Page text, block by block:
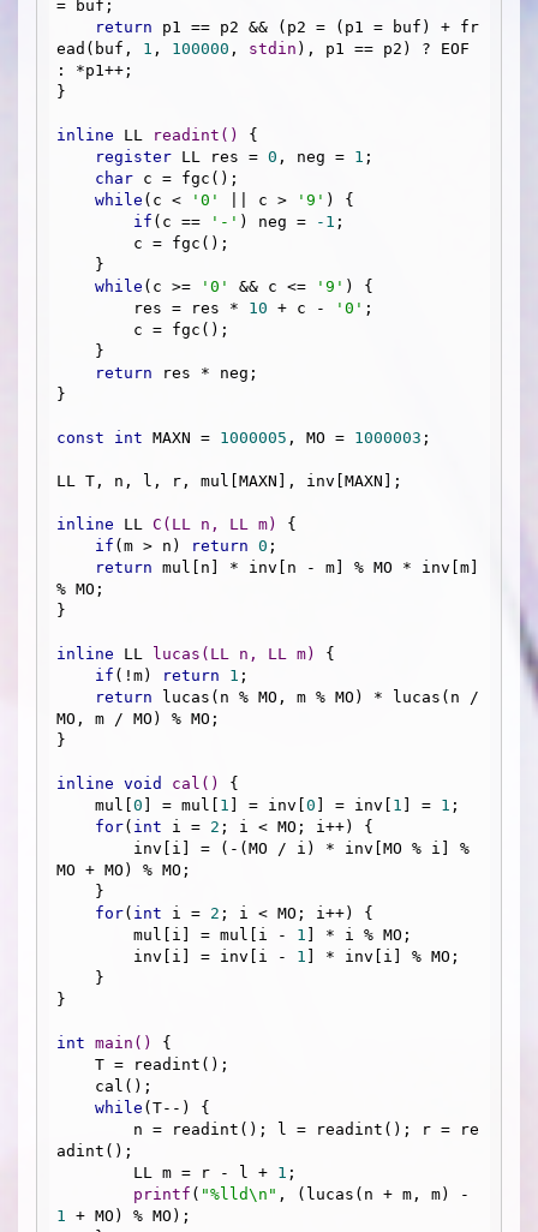
= buf;
return p1 == p2 && (p2 = (p1 = buf) + fr
ead(buf, 1 , 100000 , stdin ), p1 == p2) ? EOF
: *p1++;
}
inline LL readint ()
{
register LL res = 0 , neg = 1 ;
char c = fgc();
while (c < '0' || c > '9' ) {
if (c == '-' ) neg = -1 ;
while (c >= '0' && c <= '9' ) {
        res = res *
10 + c - '0' ;
return res * neg;
}
const int MAXN = 1000005 , MO = 1000003 ;
LL T, n, l, r, mul[MAXN], inv[MAXN];
inline LL C (LL n, LL m)
{
if (m > n) return 0 ;
return mul[n] * inv[n - m] % MO * inv[m]
% MO;
}
inline LL lucas (LL n, LL m)
{
if (!m) return 1 ;
return lucas(n % MO, m % MO) * lucas(n /
MO, m / MO) % MO;
}
inline void cal ()
{
    mul[
0 ] = mul[ 1 ] = inv[ 0 ] = inv[ 1 ] = 1 ;
for( int i = 2 ; i < MO; i++) {
MO + MO) % MO;
for( int i = 2 ; i < MO; i++) {
        mul[i] = mul[i -
1 ] * i % MO;
        inv[i] = inv[i -
1 ] * inv[i] % MO;
}
int main ()
{
while (T--) {
adint();
        LL m = r - l +
1 ;
printf ( "%lld\n"
1 + MO) % MO);